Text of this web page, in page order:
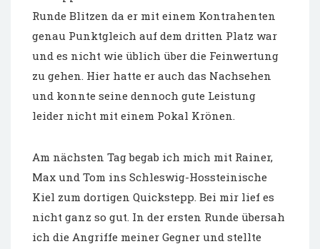
Runde Blitzen da er mit einem Kontrahenten
genau Punktgleich auf dem dritten Platz war
und es nicht wie üblich über die Feinwertung
zu gehen. Hier hatte er auch das Nachsehen
und konnte seine dennoch gute Leistung
leider nicht mit einem Pokal Krönen.
Am nächsten Tag begab ich mich mit Rainer,
Max und Tom ins Schleswig-Hossteinische
Kiel zum dortigen Quickstepp. Bei mir lief es
nicht ganz so gut. In der ersten Runde übersah
ich die Angriffe meiner Gegner und stellte